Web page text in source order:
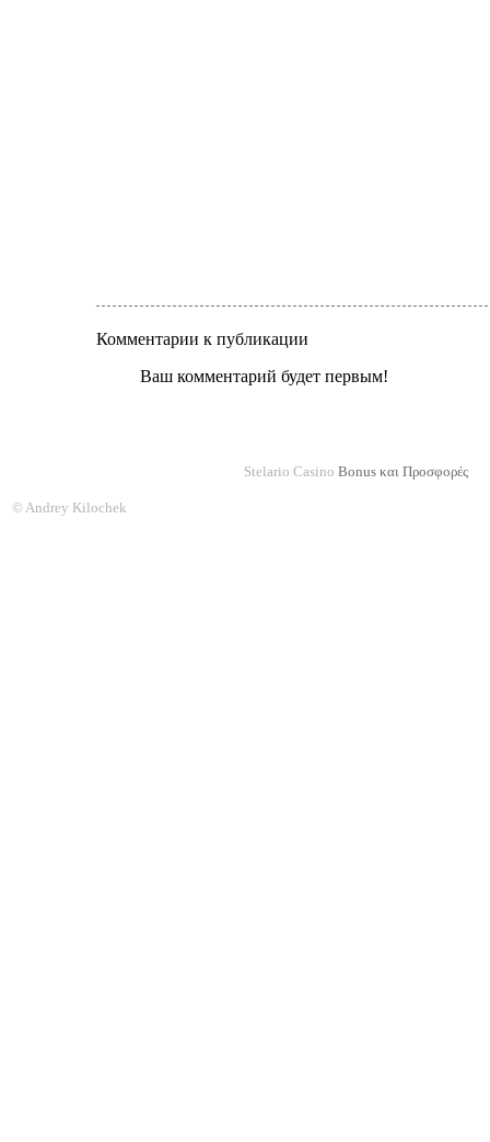
Комментарии к публикации
Ваш комментарий будет первым!
Stelario Casino Bonus και Προσφορές
© Andrey Kilochek